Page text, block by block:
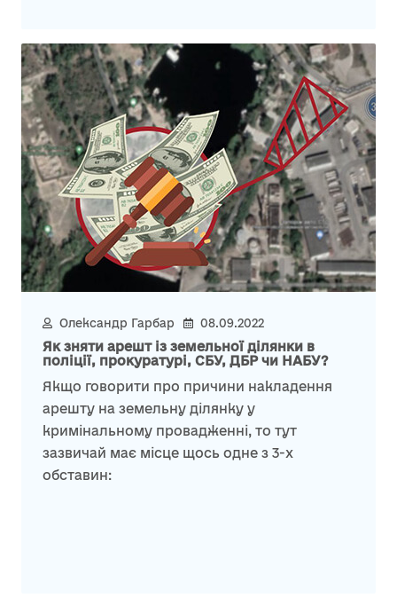
Олександр Гарбар 08.09.2022
Як зняти арешт із земельної ділянки в
поліції, прокуратурі, СБУ, ДБР чи НАБУ?
Якщо говорити про причини накладення
арешту на земельну ділянку у
кримінальному провадженні, то тут
зазвичай має місце щось одне з 3-х
обставин: